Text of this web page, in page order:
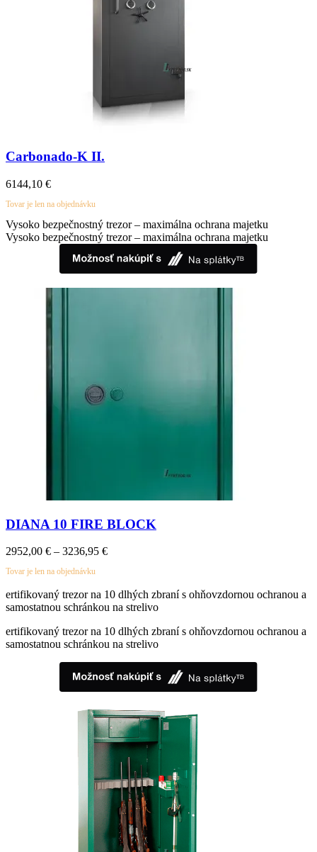
Carbonado-K II.
6144,10 €
Tovar je len na objednávku
Vysoko bezpečnostný trezor – maximálna ochrana majetku
Vysoko bezpečnostný trezor – maximálna ochrana majetku
DIANA 10 FIRE BLOCK
2952,00 € – 3236,95 €Price
through
3236,95 €
Tovar je len na objednávku
ertifikovaný trezor na 10 dlhých zbraní s ohňovzdornou ochranou a
samostatnou schránkou na strelivo
ertifikovaný trezor na 10 dlhých zbraní s ohňovzdornou ochranou a
samostatnou schránkou na strelivo